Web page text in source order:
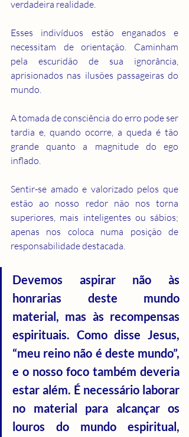
verdadeira realidade.
Esses indivíduos estão enganados e
necessitam de orientação. Caminham
pela escuridão de sua ignorância,
aprisionados nas ilusões passageiras do
mundo.
A tomada de consciência do erro pode ser
tardia e, quando ocorre, a queda é tão
grande quanto a magnitude do ego
inflado.
Sentir-se amado e valorizado pelos que
estão ao nosso redor não nos torna
superiores, mais inteligentes ou sábios;
apenas nos coloca numa posição de
responsabilidade destacada.
Devemos aspirar não às
honrarias deste mundo
material, mas às recompensas
espirituais. Como disse Jesus,
“meu reino não é deste mundo”,
e o nosso foco também deveria
estar além. É necessário laborar
no material para alcançar os
louros do mundo espiritual,